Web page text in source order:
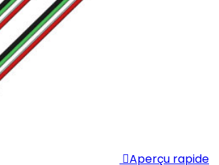
Aperçu rapide